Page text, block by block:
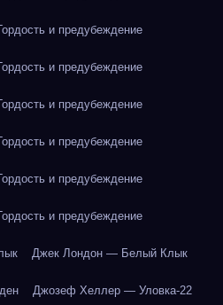
и предубеждение
и предубеждение
и предубеждение
и предубеждение
и предубеждение
и предубеждение
Джек Лондон — Белый Клык
Джозеф Хеллер — Уловка-22